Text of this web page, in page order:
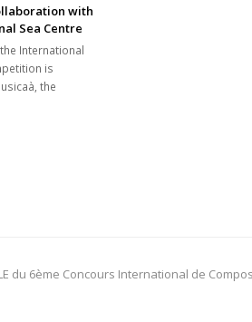
with
Sea Centre
International
is
the
du 6ème Concours International de